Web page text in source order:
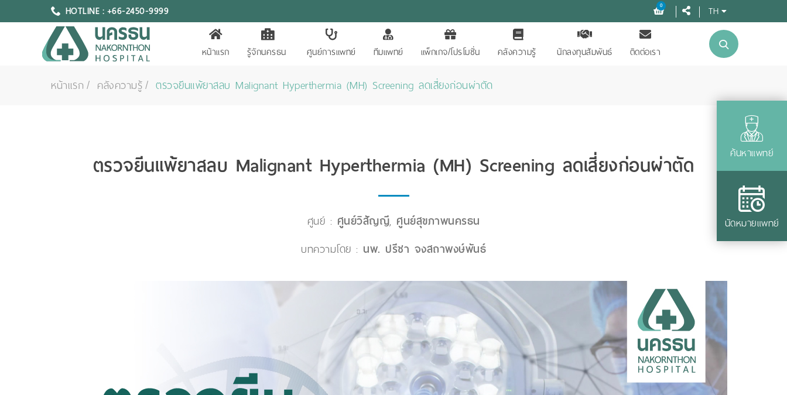
HOTLINE : +66-2450-9999 0 TH
หน้าแรก รู้จักนครธน ศูนย์การแพทย์ ทีมแพทย์ แพ็กเกจ/โปรโมชั่น คลังความรู้ นักลงทุนสัมพันธ์ ติดต่อเรา
ค้นหาแพทย์
นัดหมายแพทย์
หน้าแรก คลังความรู้ ตรวจยีนแพ้ยาสลบ Malignant Hyperthermia (MH) Screening ลดเสี่ยงก่อนผ่าตัด
ตรวจยีนแพ้ยาสลบ Malignant Hyperthermia (MH) Screening ลดเสี่ยงก่อนผ่าตัด
ศูนย์ : ศูนย์วิสัญญี, ศูนย์สุขภาพนครธน
บทความโดย : นพ. ปรีชา จงสถาพงษ์พันธ์